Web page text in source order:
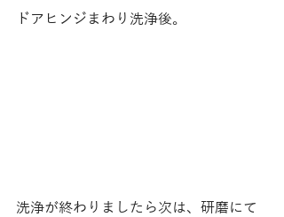
ドアヒンジまわり洗浄後。
洗浄が終わりましたら次は、研磨にて